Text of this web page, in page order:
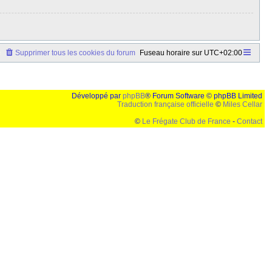
Fuseau horaire sur UTC+02:00
Supprimer tous les cookies du forum
Développé par phpBB® Forum Software © phpBB Limited
Traduction française officielle © Miles Cellar
© Le Frégate Club de France - Contact